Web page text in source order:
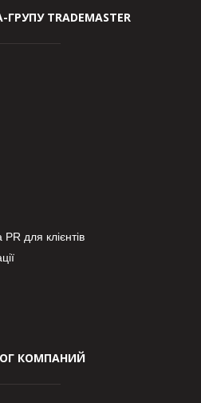
TRADEMASTER
для клієнтів
КОМПАНИЙ